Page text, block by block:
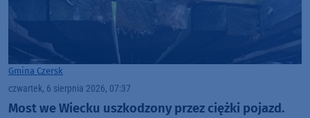
Gmina Czersk
czwartek, 6 sierpnia 2026, 07:37
Most we Wiecku uszkodzony przez ciężki pojazd.